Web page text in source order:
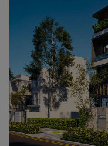
Phong cách:Hiện đại
Diện tích:06 x 25m